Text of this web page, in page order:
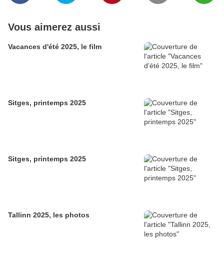
Vous aimerez aussi
Vacances d'été 2025, le film
Sitges, printemps 2025
Sitges, printemps 2025
Tallinn 2025, les photos